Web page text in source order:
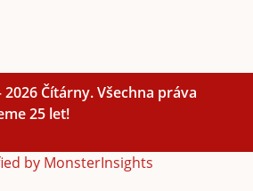
Čítárny. Všechna práva
25 let!